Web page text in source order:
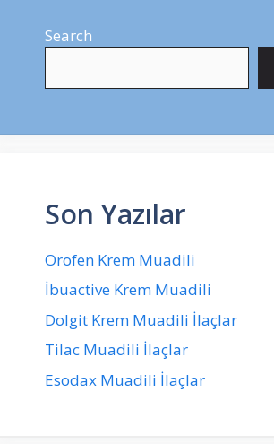
Search
Son Yazılar
Orofen Krem Muadili
İbuactive Krem Muadili
Dolgit Krem Muadili İlaçlar
Tilac Muadili İlaçlar
Esodax Muadili İlaçlar